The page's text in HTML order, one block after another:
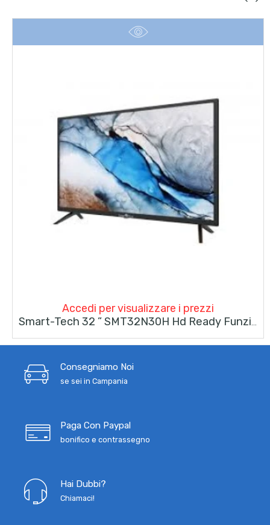
Accedi per visualizzare i prezzi
Consegniamo Noi
se sei in Campania
Paga Con Paypal
bonifico e contrassegno
Hai Dubbi?
Chiamaci!